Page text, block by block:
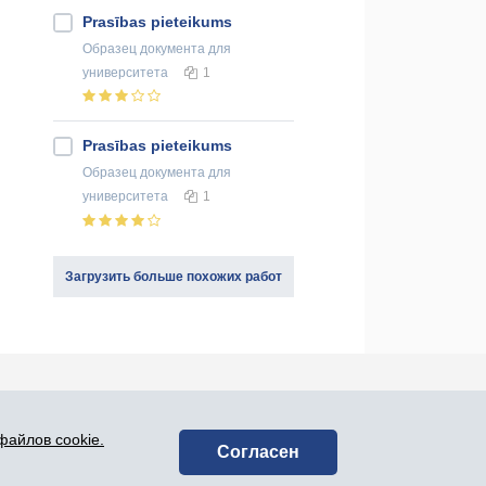
Prasības pieteikums
Образец документа для
университета
1
Prasības pieteikums
Образец документа для
университета
1
Загрузить больше похожих работ
cookie.
Согласен